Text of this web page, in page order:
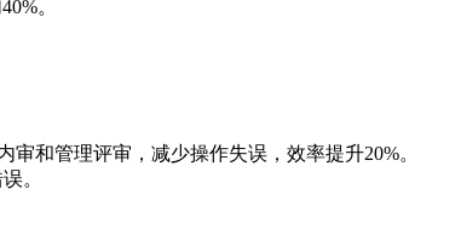
。
和管理评审，减少操作失误，效率提升20%。
。